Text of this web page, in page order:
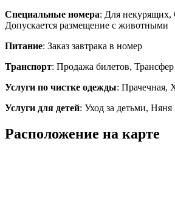
Специальные номера: Для
Допускается размещение с животными
Питание: Заказ завтрака в номер
Транспорт: Продажа билетов, Трансфер
Услуги по чистке одежды: Прачечная,
Услуги для детей: Уход за детьми, Няня
Расположение на карте